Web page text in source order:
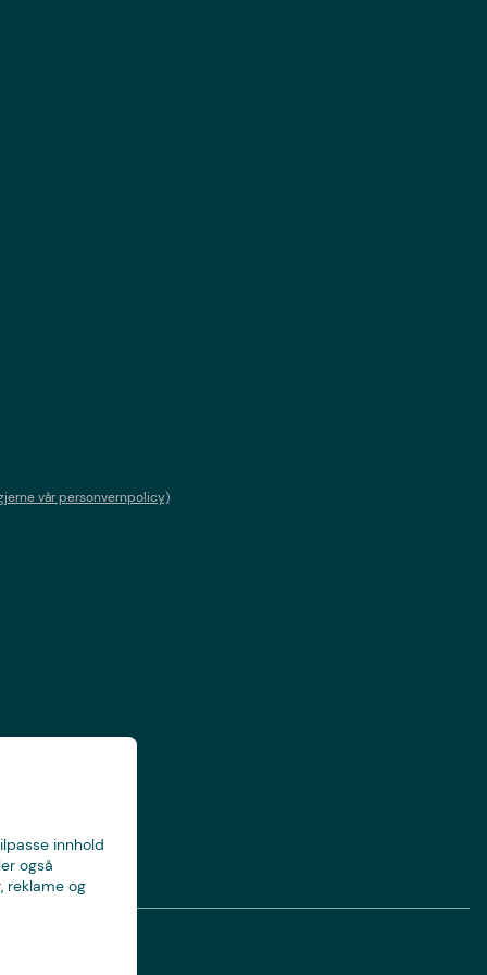
innhold
også
reklame og
vår personvernpolicy)